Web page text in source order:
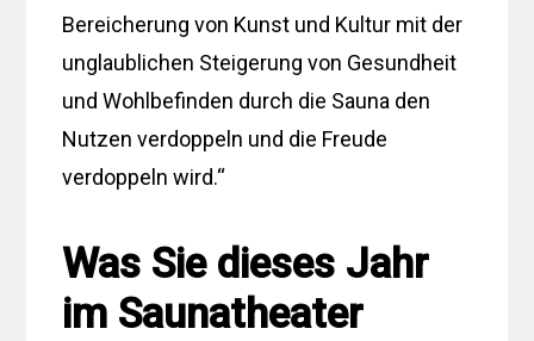
Bereicherung von Kunst und Kultur mit der
unglaublichen Steigerung von Gesundheit
und Wohlbefinden durch die Sauna den
Nutzen verdoppeln und die Freude
verdoppeln wird.“
Was Sie dieses Jahr
im Saunatheater